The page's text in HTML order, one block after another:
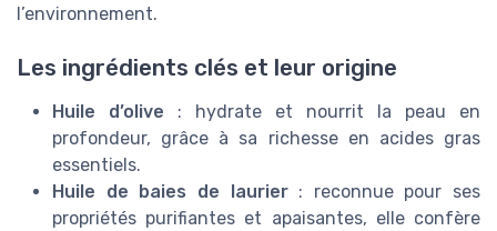
l’environnement.
Les ingrédients clés et leur origine
Huile d’olive : hydrate et nourrit la peau en
profondeur, grâce à sa richesse en acides gras
essentiels.
Huile de baies de laurier: reconnue pour ses
propriétés purifiantes et apaisantes, elle confère